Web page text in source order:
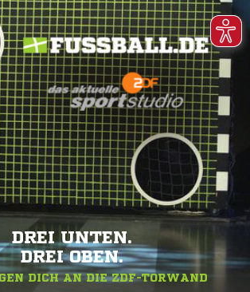
DREI UNTEN.
DREI OBEN.
DICH AN DIE ZDF-TORWAND